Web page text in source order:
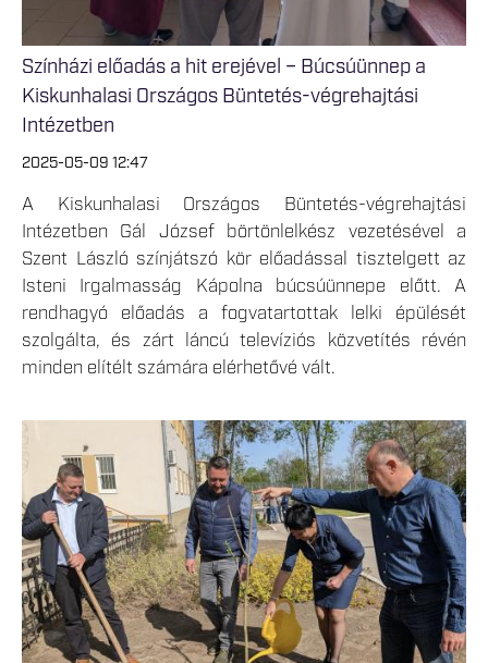
Színházi előadás a hit erejével – Búcsúünnep a
Kiskunhalasi Országos Büntetés-végrehajtási
Intézetben
2025-05-09 12:47
A Kiskunhalasi Országos Büntetés-végrehajtási
Intézetben Gál József börtönlelkész vezetésével a
Szent László színjátszó kör előadással tisztelgett az
Isteni Irgalmasság Kápolna búcsúünnepe előtt. A
rendhagyó előadás a fogvatartottak lelki épülését
szolgálta, és zárt láncú televíziós közvetítés révén
minden elítélt számára elérhetővé vált.